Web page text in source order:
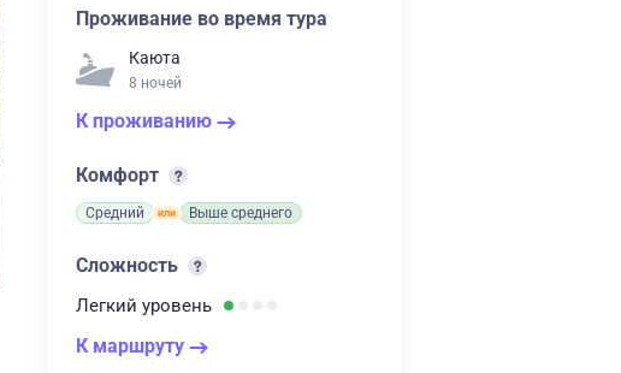
Проживание во время тура
Каюта
8 ночей
К проживанию
Комфорт
Средний Выше среднего
Сложность
Легкий уровень
К маршруту